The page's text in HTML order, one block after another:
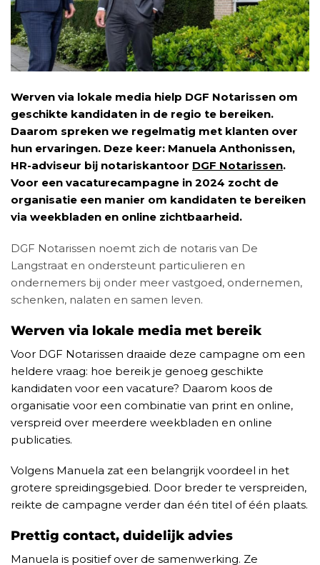
Werven via lokale media hielp DGF Notarissen om
geschikte kandidaten in de regio te bereiken.
Daarom spreken we regelmatig met klanten over
hun ervaringen. Deze keer: Manuela Anthonissen,
HR-adviseur bij notariskantoor DGF Notarissen.
Voor een vacaturecampagne in 2024 zocht de
organisatie een manier om kandidaten te bereiken
via weekbladen en online zichtbaarheid.
DGF Notarissen noemt zich de notaris van De
Langstraat en ondersteunt particulieren en
ondernemers bij onder meer vastgoed, ondernemen,
schenken, nalaten en samen leven.
Werven via lokale media met bereik
Voor DGF Notarissen draaide deze campagne om een
heldere vraag: hoe bereik je genoeg geschikte
kandidaten voor een vacature? Daarom koos de
organisatie voor een combinatie van print en online,
verspreid over meerdere weekbladen en online
publicaties.
Volgens Manuela zat een belangrijk voordeel in het
grotere spreidingsgebied. Door breder te verspreiden,
reikte de campagne verder dan één titel of één plaats.
Prettig contact, duidelijk advies
Manuela is positief over de samenwerking. Ze